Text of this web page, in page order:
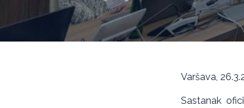
Varšava,
Sastanak